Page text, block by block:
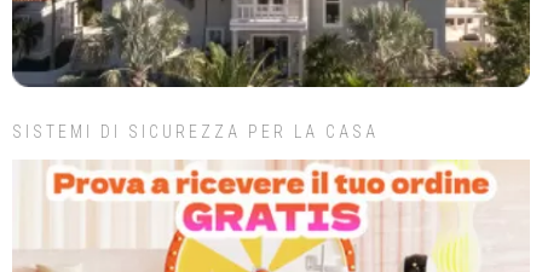
SISTEMI DI SICUREZZA PER LA CASA